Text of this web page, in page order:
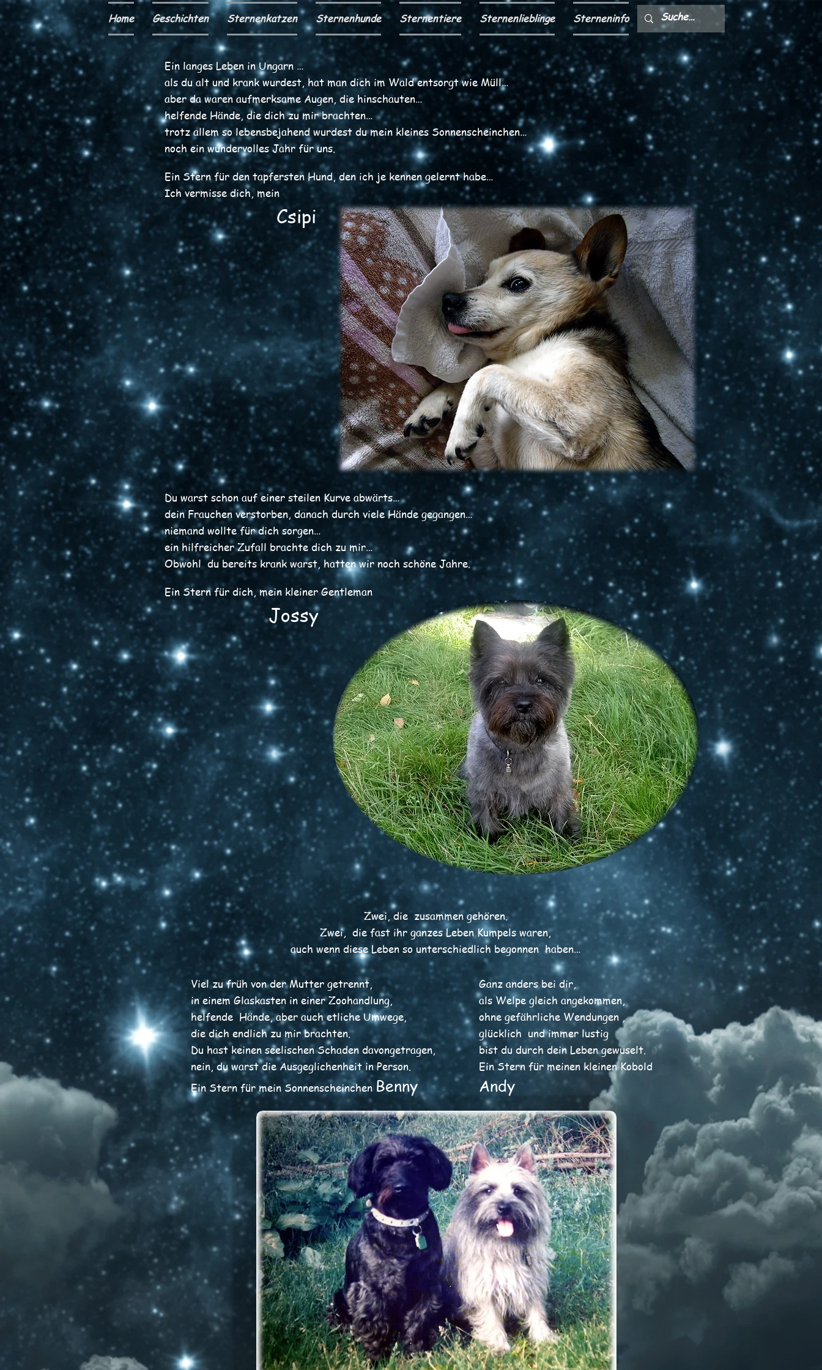
Home Geschichten Sternenkatzen Sternenhunde Sternentiere Sternenlieblinge Sterneninfo
Ein langes Leben in Ungarn …
als du alt und krank wurdest, hat man dich im Wald entsorgt wie Müll…
aber da waren aufmerksame Augen, die hinschauten…
helfende Hände, die dich zu mir brachten…
trotz allem so lebensbejahend wurdest du mein kleines Sonnenscheinchen…
noch ein wundervolles Jahr für uns.
Ein Stern für den tapfersten Hund, den ich je kennen gelernt habe…
Ich vermisse dich, mein
Csipi
Du warst schon auf einer steilen Kurve abwärts…
dein Frauchen verstorben, danach durch viele Hände gegangen…
niemand wollte für dich sorgen…
ein hilfreicher Zufall brachte dich zu mir…
Obwohl du bereits krank warst, hatten wir noch schöne Jahre.
Ein Stern für dich, mein kleiner Gentleman
Jossy
Zwei, die zusammen gehören.
Zwei, die fast ihr ganzes Leben Kumpels waren,
auch wenn diese Leben so unterschiedlich begonnen haben…
Viel zu früh von der Mutter getrennt,
in einem Glaskasten in einer Zoohandlung,
helfende Hände, aber auch etliche Umwege,
die dich endlich zu mir brachten.
Du hast keinen seelischen Schaden davongetragen,
nein, du warst die Ausgeglichenheit in Person.
Ein Stern für mein Sonnenscheinchen Benny
Ganz anders bei dir,
als Welpe gleich angekommen,
ohne gefährliche Wendungen ,
glücklich und immer lustig
bist du durch dein Leben gewuselt.
Ein Stern für meinen kleinen Kobold
Andy